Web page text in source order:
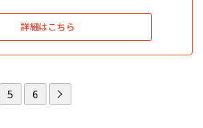
詳細はこちら
5 6